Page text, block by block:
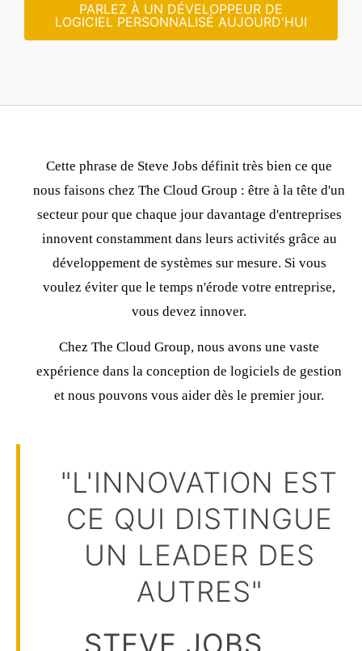
PARLEZ À UN DÉVELOPPEUR DE
LOGICIEL PERSONNALISÉ AUJOURD'HUI
Cette phrase de Steve Jobs définit très bien ce que
nous faisons chez The Cloud Group : être à la tête d'un
secteur pour que chaque jour davantage d'entreprises
innovent constamment dans leurs activités grâce au
développement de systèmes sur mesure. Si vous
voulez éviter que le temps n'érode votre entreprise,
vous devez innover.
Chez The Cloud Group, nous avons une vaste
expérience dans la conception de logiciels de gestion
et nous pouvons vous aider dès le premier jour.
"L'INNOVATION EST
CE QUI DISTINGUE
UN LEADER DES
AUTRES"
STEVE JOBS